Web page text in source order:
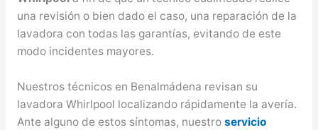
una revisión o bien dado el caso, una reparación de la
lavadora con todas las garantías, evitando de este
modo incidentes mayores.
Nuestros técnicos en Benalmádena revisan su
lavadora Whirlpool localizando rápidamente la avería.
Ante alguno de estos síntomas, nuestro servicio